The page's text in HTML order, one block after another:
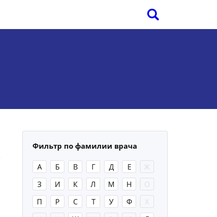
Фильтр по фамилии врача
А Б В Г Д Е
Ж
З
И К Л М Н
О
П
Р С Т У Ф
Х